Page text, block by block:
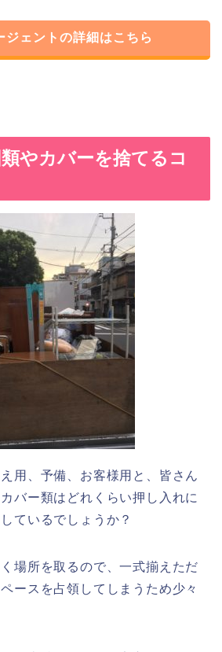
ジェントの詳細はこちら
やカバーを捨てるコ
用、予備、お客様用と、皆さん
バー類はどれくらい押し入れに
ているでしょうか？
場所を取るので、一式揃えただ
ースを占領してしまうため少々